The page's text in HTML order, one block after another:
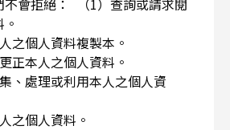
。
之個人資料複製本。
正本人之個人資料。
、處理或利用本人之個人資
之個人資料。